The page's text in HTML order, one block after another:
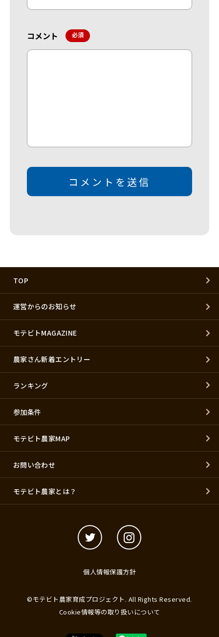
コメント *
TOP
運営からのお知らせ
モテビトMAGAZINE
農家さん新着エントリー
ランキング
参加条件
モテビト農家MAP
お問い合わせ
モテビト農家とは？
個人情報保護方針
©モテビト農家育成プロジェクト. All Rights Reserved.
Cookie情報等の取り扱いについて